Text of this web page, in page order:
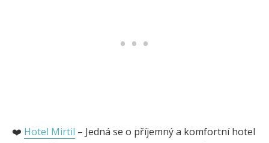
❤️ Hotel Mirtil – Jedná se o příjemný a komfortní hotel